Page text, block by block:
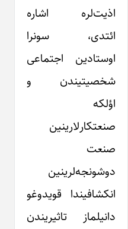
اذیت‌لره اشاره
ائتدی، سونرا
اوستادین اجتماعی
شخصیتیندن و
اؤلکه‌
صنعتکارلارینین
صنعت
دوشونجه‌لرینین
انکشافیندا قویدوغو
دانیلماز تاثیریندن